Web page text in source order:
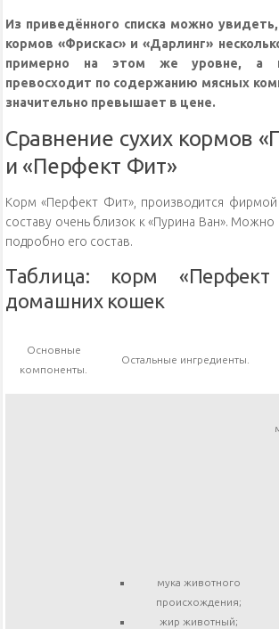
Из приведённого списка можно увидеть,
кормов «Фрискас» и «Дарлинг»
примерно на этом же уровне, а
превосходит по содержанию мясных
значительно превышает в цене.
Сравнение сухих кормов
и «Перфект Фит»
Корм «Перфект Фит», производится
составу очень близок к «Пурина Ван».
подробно его состав.
Таблица: корм
домашних кошек
Основные
компоненты.
Остальные ингредиенты.
мука животного
происхождения;
жир животный;